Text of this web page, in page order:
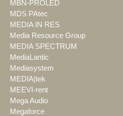
MBN-PROLED
MDS PAtec
MEDIA IN RES
Media Resource Group
MEDIA SPECTRUM
MediaLantic
Mediasystem
MEDIA|tek
MEEVI-rent
Mega Audio
Megaforce